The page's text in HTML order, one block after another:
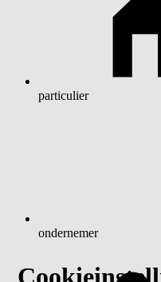
particulier
ondernemer